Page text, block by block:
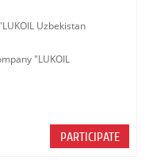
Uzbekistan
"LUKOIL
PARTICIPATE